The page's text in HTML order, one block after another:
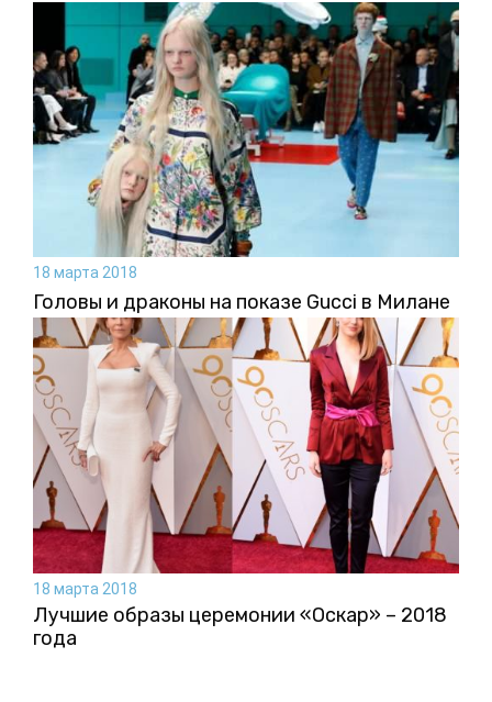
18 марта 2018
Головы и драконы на показе Gucci в Милане
18 марта 2018
Лучшие образы церемонии «Оскар» – 2018
года